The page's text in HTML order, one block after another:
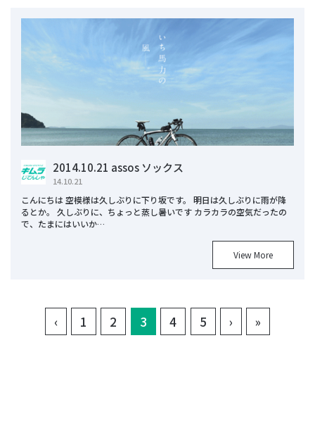
2014.10.21 assos ソックス
14.10.21
こんにちは 空模様は久しぶりに下り坂です。 明日は久しぶりに雨が降
るとか。 久しぶりに、ちょっと蒸し暑いです カラカラの空気だったの
で、たまにはいいか…
View More
‹ 1 2 3(current)
4 5 › »